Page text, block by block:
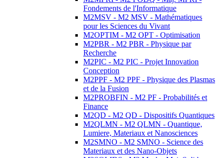
Fondements de l'Informatique
M2MSV - M2 MSV - Mathématiques
pour les Sciences du Vivant
M2OPTIM - M2 OPT - Optimisation
M2PBR - M2 PBR - Physique par
Recherche
M2PIC - M2 PIC - Projet Innovation
Conception
M2PPF - M2 PPF - Physique des Plasmas
et de la Fusion
M2PROBFIN - M2 PF - Probabilités et
Finance
M2QD - M2 QD - Dispositifs Quantiques
M2QLMN - M2 QLMN - Quantique,
Lumiere, Materiaux et Nanosciences
M2SMNO - M2 SMNO - Science des
Materiaux et des Nano-Objets